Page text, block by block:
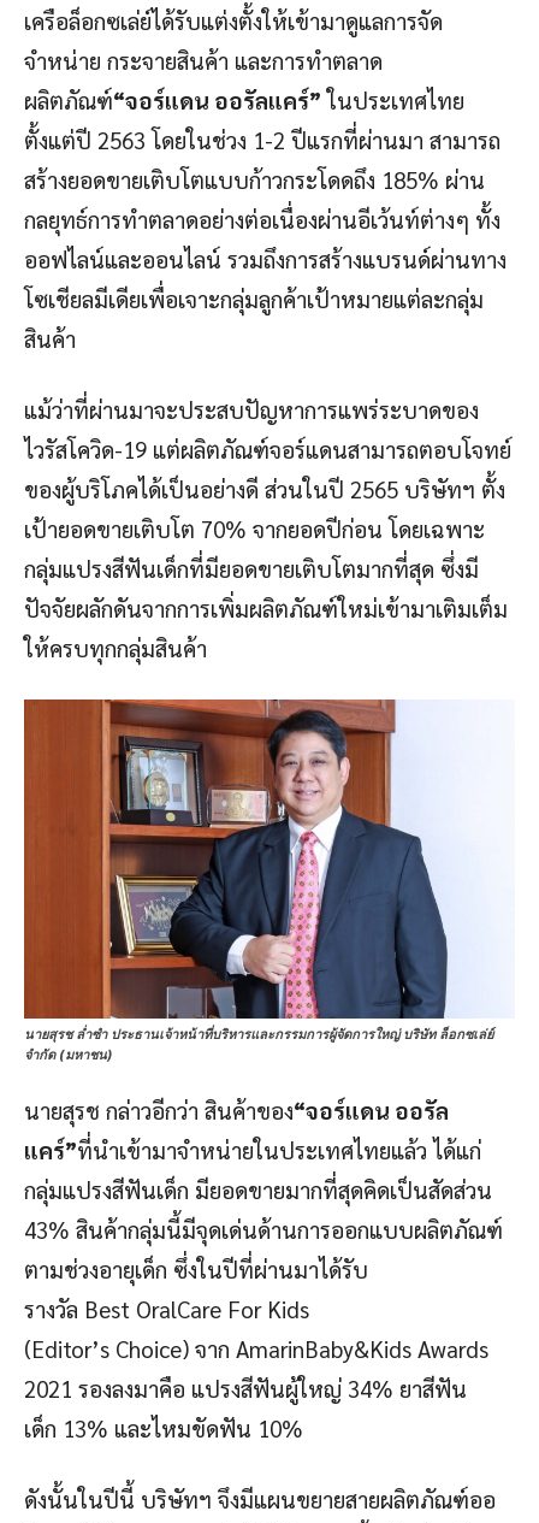
เครือล็อกซเล่ย์ได้รับแต่งตั้งให้เข้ามาดูแลการจัด
จำหน่าย กระจายสินค้า และการทำตลาด
ผลิตภัณฑ์“จอร์แดน ออรัลแคร์” ในประเทศไทย
ตั้งแต่ปี 2563 โดยในช่วง 1-2 ปีแรกที่ผ่านมา สามารถ
สร้างยอดขายเติบโตแบบก้าวกระโดดถึง 185% ผ่าน
กลยุทธ์การทำตลาดอย่างต่อเนื่องผ่านอีเว้นท์ต่างๆ ทั้ง
ออฟไลน์และออนไลน์ รวมถึงการสร้างแบรนด์ผ่านทาง
โซเชียลมีเดียเพื่อเจาะกลุ่มลูกค้าเป้าหมายแต่ละกลุ่ม
สินค้า
แม้ว่าที่ผ่านมาจะประสบปัญหาการแพร่ระบาดของ
ไวรัสโควิด-19 แต่ผลิตภัณฑ์จอร์แดนสามารถตอบโจทย์
ของผู้บริโภคได้เป็นอย่างดี ส่วนในปี 2565 บริษัทฯ ตั้ง
เป้ายอดขายเติบโต 70% จากยอดปีก่อน โดยเฉพาะ
กลุ่มแปรงสีฟันเด็กที่มียอดขายเติบโตมากที่สุด ซึ่งมี
ปัจจัยผลักดันจากการเพิ่มผลิตภัณฑ์ใหม่เข้ามาเติมเต็ม
ให้ครบทุกกลุ่มสินค้า
นายสุรช ล่ำซำ ประธานเจ้าหน้าที่บริหารและกรรมการผู้จัดการใหญ่ บริษัท ล็อกซเล่ย์
จำกัด (มหาชน)
นายสุรช กล่าวอีกว่า สินค้าของ“จอร์แดน ออรัล
แคร์”ที่นำเข้ามาจำหน่ายในประเทศไทยแล้ว ได้แก่
กลุ่มแปรงสีฟันเด็ก มียอดขายมากที่สุดคิดเป็นสัดส่วน
43% สินค้ากลุ่มนี้มีจุดเด่นด้านการออกแบบผลิตภัณฑ์
ตามช่วงอายุเด็ก ซึ่งในปีที่ผ่านมาได้รับ
รางวัล Best OralCare For Kids
(Editor’s Choice) จาก AmarinBaby&Kids Awards
2021 รองลงมาคือ แปรงสีฟันผู้ใหญ่ 34% ยาสีฟัน
เด็ก 13% และไหมขัดฟัน 10%
ดังนั้นในปีนี้ บริษัทฯ จึงมีแผนขยายสายผลิตภัณฑ์ออ